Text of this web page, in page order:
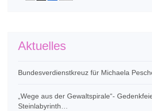
Aktuelles
Bundesverdienstkreuz für Michaela
„Wege aus der Gewaltspirale“-
Steinlabyrinth…